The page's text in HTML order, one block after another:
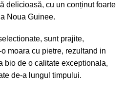
delicioasă, cu un conținut foarte
Noua Guinee.
sunt prajite,
moara cu pietre, rezultand in
bio de o calitate exceptionala,
de-a lungul timpului.